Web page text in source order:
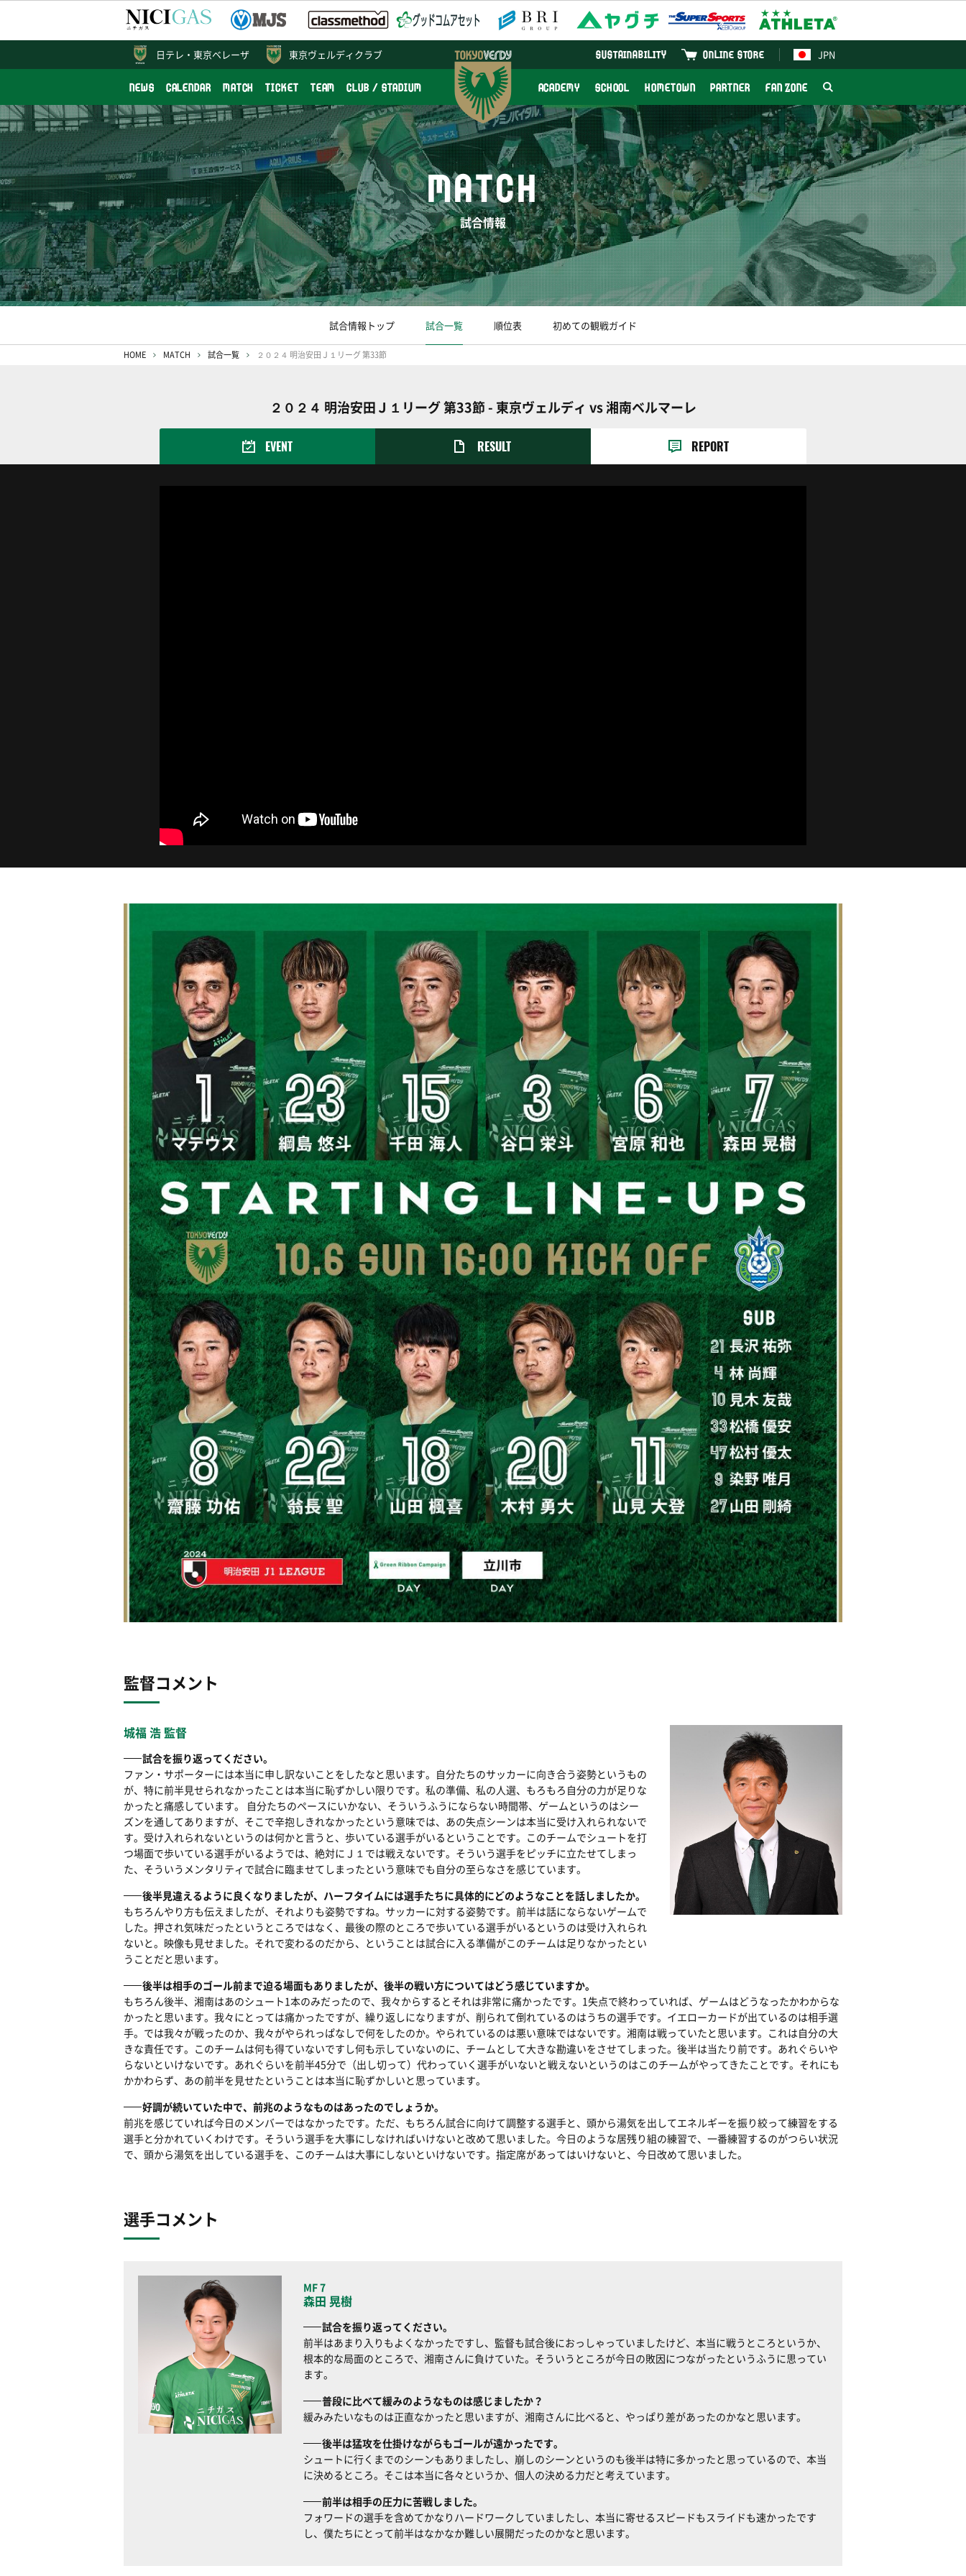
東京ヴェルディクラブ JPN
ONLINE STORE
SUSTAINABILITY
NEWS CALENDAR MATCH TICKET TEAM CLUB / STADIUM ACADEMY SCHOOL HOMETOWN PARTNER FAN ZONE
日テレ・ 東京ベレーザ
MATCH
試合情報
試合情報トップ 試合一覧 順位表 初めての観戦ガイド
HOME MATCH 試合一覧 ２０２４ 明治安田Ｊ１リーグ 第33節
２０２４ 明治安田Ｊ１リーグ 第33節 - 東京ヴェルディ vs 湘南ベルマーレ
EVENT RESULT REPORT
監督コメント
城福 浩 監督
試合を振り返ってください。
ファン・サポーターには本当に申し訳ないことをしたなと思います。自分たちのサッカーに向き合う姿勢というもの
が、特に前半見せられなかったことは本当に恥ずかしい限りです。私の準備、私の人選、もろもろ自分の力が足りな
かったと痛感しています。 自分たちのペースにいかない、そういうふうにならない時間帯、ゲームというのはシー
ズンを通してありますが、そこで辛抱しきれなかったという意味では、あの失点シーンは本当に受け入れられないで
す。受け入れられないというのは何かと言うと、歩いている選手がいるということです。このチームでシュートを打
つ場面で歩いている選手がいるようでは、絶対にＪ１では戦えないです。そういう選手をピッチに立たせてしまっ
た、そういうメンタリティで試合に臨ませてしまったという意味でも自分の至らなさを感じています。
後半見違えるように良くなりましたが、ハーフタイムには選手たちに具体的にどのようなことを話しましたか。
もちろんやり方も伝えましたが、それよりも姿勢ですね。サッカーに対する姿勢です。前半は話にならないゲームで
した。押され気味だったというところではなく、最後の際のところで歩いている選手がいるというのは受け入れられ
ないと。映像も見せました。それで変わるのだから、ということは試合に入る準備がこのチームは足りなかったとい
うことだと思います。
後半は相手のゴール前まで迫る場面もありましたが、後半の戦い方についてはどう感じていますか。
もちろん後半、湘南はあのシュート1本のみだったので、我々からするとそれは非常に痛かったです。1失点で終わっていれば、ゲームはどうなったかわからな
かったと思います。我々にとっては痛かったですが、繰り返しになりますが、削られて倒れているのはうちの選手です。イエローカードが出ているのは相手選
手。では我々が戦ったのか、我々がやられっぱなしで何をしたのか。やられているのは悪い意味ではないです。湘南は戦っていたと思います。これは自分の大
きな責任です。このチームは何も得ていないですし何も示していないのに、チームとして大きな勘違いをさせてしまった。後半は当たり前です。あれぐらいや
らないといけないです。あれぐらいを前半45分で（出し切って）代わっていく選手がいないと戦えないというのはこのチームがやってきたことです。それにも
かかわらず、あの前半を見せたということは本当に恥ずかしいと思っています。
好調が続いていた中で、前兆のようなものはあったのでしょうか。
前兆を感じていれば今日のメンバーではなかったです。ただ、もちろん試合に向けて調整する選手と、頭から湯気を出してエネルギーを振り絞って練習をする
選手と分かれていくわけです。そういう選手を大事にしなければいけないと改めて思いました。今日のような居残り組の練習で、一番練習するのがつらい状況
で、頭から湯気を出している選手を、このチームは大事にしないといけないです。指定席があってはいけないと、今日改めて思いました。
選手コメント
MF 7
森田 晃樹
試合を振り返ってください。
前半はあまり入りもよくなかったですし、監督も試合後におっしゃっていましたけど、本当に戦うところというか、
根本的な局面のところで、湘南さんに負けていた。そういうところが今日の敗因につながったというふうに思ってい
ます。
普段に比べて緩みのようなものは感じましたか？
緩みみたいなものは正直なかったと思いますが、湘南さんに比べると、やっぱり差があったのかなと思います。
後半は猛攻を仕掛けながらもゴールが遠かったです。
シュートに行くまでのシーンもありましたし、崩しのシーンというのも後半は特に多かったと思っているので、本当
に決めるところ。そこは本当に各々というか、個人の決める力だと考えています。
前半は相手の圧力に苦戦しました。
フォワードの選手を含めてかなりハードワークしていましたし、本当に寄せるスピードもスライドも速かったです
し、僕たちにとって前半はなかなか難しい展開だったのかなと思います。